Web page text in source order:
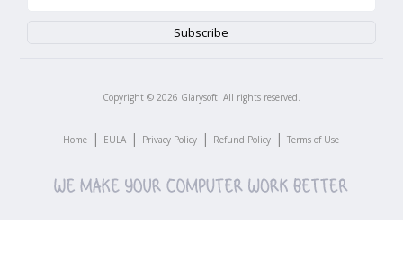
Copyright © 2026 Glarysoft. All rights reserved.
Home | EULA | Privacy Policy | Refund Policy | Terms of Use